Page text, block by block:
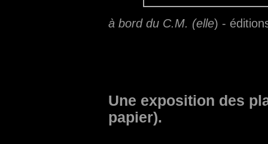
à bord du C.M. (elle) -
Une exposition des
papier).